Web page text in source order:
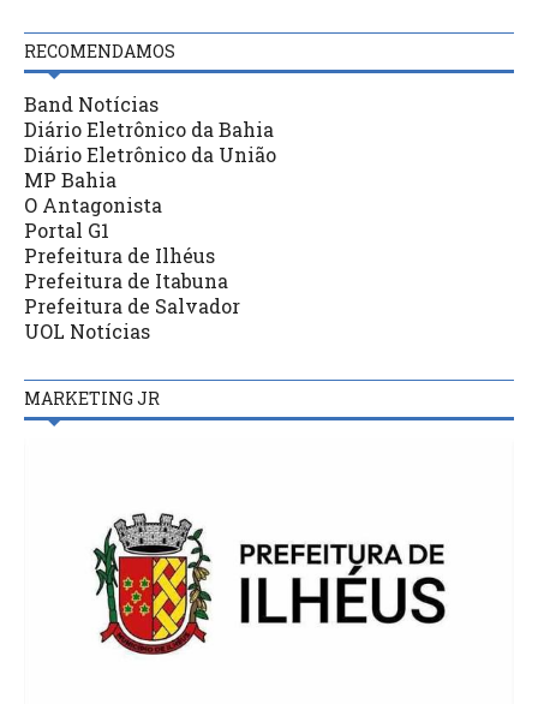
RECOMENDAMOS
Band Notícias
Diário Eletrônico da Bahia
Diário Eletrônico da União
MP Bahia
O Antagonista
Portal G1
Prefeitura de Ilhéus
Prefeitura de Itabuna
Prefeitura de Salvador
UOL Notícias
MARKETING JR